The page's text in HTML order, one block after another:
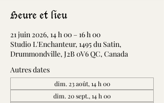
Heure et lieu
21 juin 2026, 14 h 00 – 16 h 00
Studio L'Enchanteur, 1495 du Satin,
Drummondville, J2B 0V6 QC, Canada
Autres dates
dim. 23 août, 14 h 00
dim. 20 sept., 14 h 00